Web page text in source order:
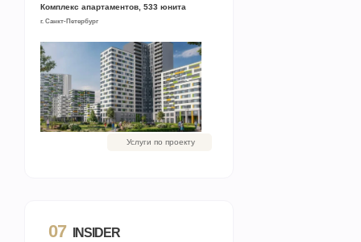
INSIDER
07
Комплекс апартаментов, 533 юнита
г. Санкт-Петербург
Услуги по проекту